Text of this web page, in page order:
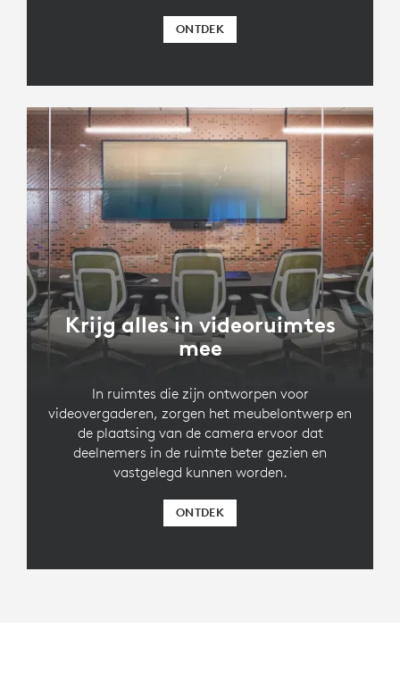
ONTDEK
Krijg alles in videoruimtes
mee
In ruimtes die zijn ontworpen voor
videovergaderen, zorgen het meubelontwerp en
de plaatsing van de camera ervoor dat
deelnemers in de ruimte beter gezien en
vastgelegd kunnen worden.
ONTDEK